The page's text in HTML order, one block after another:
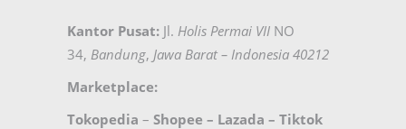
Kantor Pusat: Jl. Holis Permai VII NO
34, Bandung, Jawa Barat – Indonesia 40212
Marketplace:
Tokopedia – Shopee – Lazada – Tiktok